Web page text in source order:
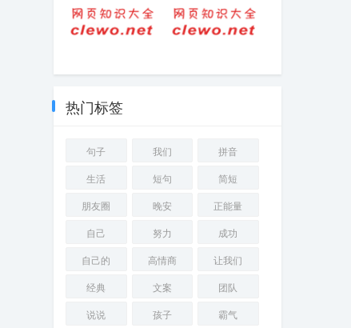
男演员转行景区
NPC，网友：什
么是NPC
热门标签
句子 我们
拼音
生活
短句
简短
朋友圈
晚安
正能量
自己
努力
成功
自己的
高情商
让我们
经典
文案
团队
说说
孩子 霸气